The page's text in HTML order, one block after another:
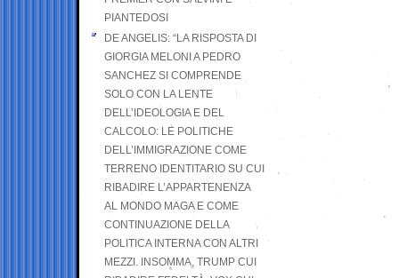
PIANTEDOSI
DE ANGELIS: “LA RISPOSTA DI
GIORGIA MELONI A PEDRO
SANCHEZ SI COMPRENDE
SOLO CON LA LENTE
DELL’IDEOLOGIA E DEL
CALCOLO: LE POLITICHE
DELL’IMMIGRAZIONE COME
TERRENO IDENTITARIO SU CUI
RIBADIRE L’APPARTENENZA
AL MONDO MAGA E COME
CONTINUAZIONE DELLA
POLITICA INTERNA CON ALTRI
MEZZI. INSOMMA, TRUMP CUI